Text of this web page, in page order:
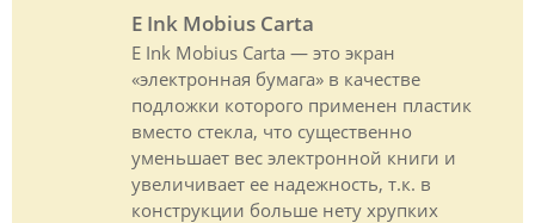
E Ink Mobius Carta
E Ink Mobius Carta — это экран
«электронная бумага» в качестве
подложки которого применен пластик
вместо стекла, что существенно
уменьшает вес электронной книги и
увеличивает ее надежность, т.к. в
конструкции больше нету хрупких